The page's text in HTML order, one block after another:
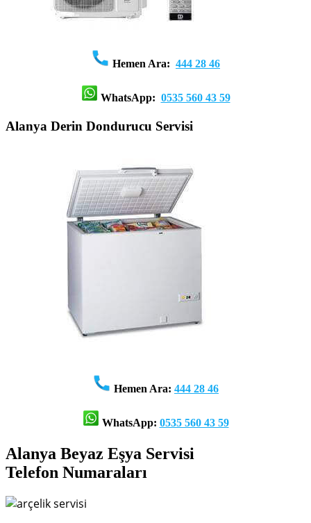
Hemen Ara: 444 28 46
WhatsApp: 0535 560 43 59
Alanya Derin Dondurucu Servisi
Hemen Ara: 444 28 46
WhatsApp: 0535 560 43 59
Alanya Beyaz Eşya Servisi
Telefon Numaraları